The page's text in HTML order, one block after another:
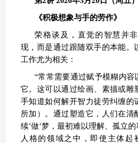
《积极想象与手的劳作》
荣格谈及，直觉的智慧并
现，而是通过跟随双手的本能。
工作尤为相关：
“常常需要通过赋予模糊内容
它。这可以通过绘画、素描或雕
手知道如何解开智力徒劳纠缠的
所加）。通过塑造它，人们在清
续’做’梦，最初难以理解、孤立
人格的领域之中，即使主体起